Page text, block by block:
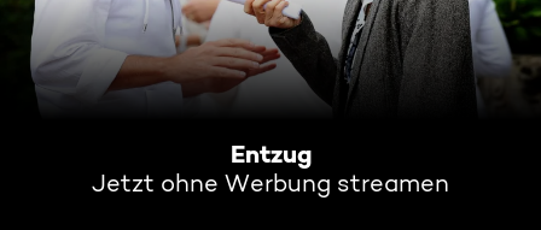
Entzug
Jetzt ohne Werbung streamen